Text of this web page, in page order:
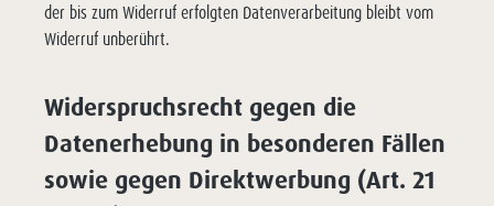
der bis zum Widerruf erfolgten Datenverarbeitung bleibt vom
Widerruf unberührt.
Widerspruchsrecht gegen die
Datenerhebung in besonderen Fällen
sowie gegen Direktwerbung (Art. 21